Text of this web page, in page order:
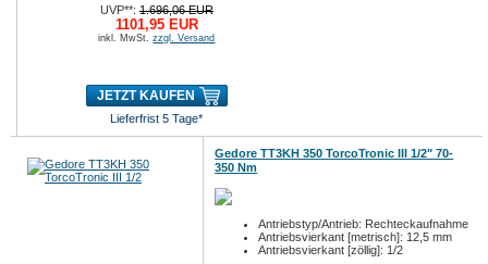
UVP**:1.696,06 EUR
1101,95 EUR
inkl. MwSt.zzgl. Versand
JETZT KAUFEN
Lieferfrist 5 Tage*
Gedore TT3KH 350 TorcoTronic III 1/2" 70-
350 Nm
Antriebstyp/Antrieb: Rechteckaufnahme
Antriebsvierkant [metrisch]: 12,5 mm
Antriebsvierkant [zöllig]: 1/2